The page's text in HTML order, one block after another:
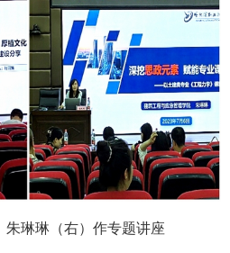
朱琳琳（右）作专题讲座